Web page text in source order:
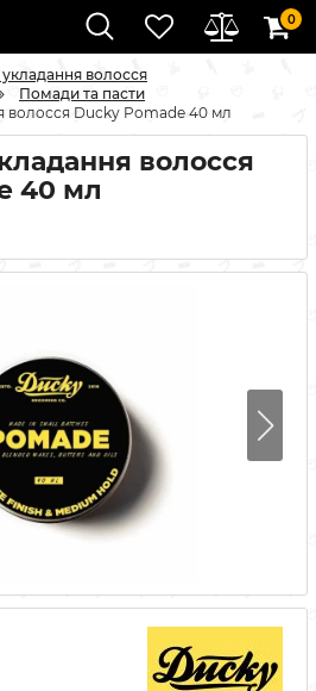
0
волосся
Помади та пасти
волосся Ducky Pomade 40 мл
волосся
40 мл